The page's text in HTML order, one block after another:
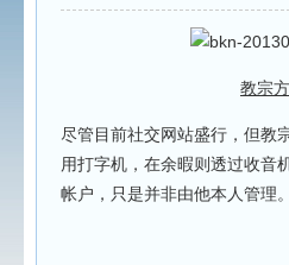
教宗
尽管目前社交网站盛行，但教
用打字机，在余暇则透过收音
帐户，只是并非由他本人管理。